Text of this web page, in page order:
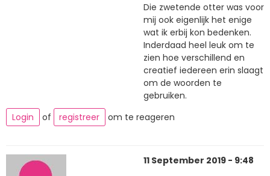
Die zwetende otter was voor
mij ook eigenlijk het enige
wat ik erbij kon bedenken.
Inderdaad heel leuk om te
zien hoe verschillend en
creatief iedereen erin slaagt
om de woorden te
gebruiken.
Login
of registreer om te reageren
11 September 2019 - 9:48